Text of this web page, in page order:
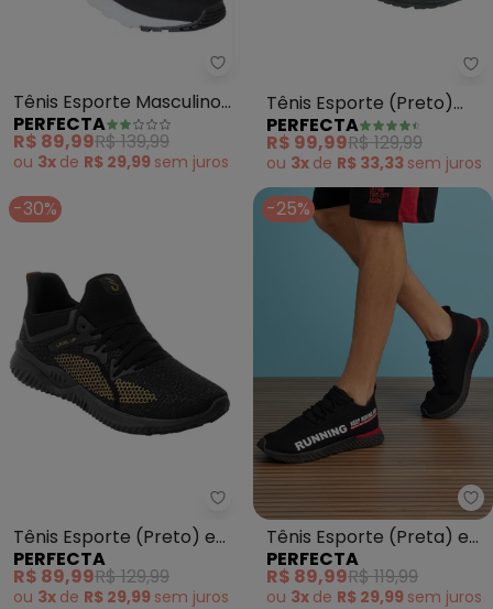
Perfecta - Tênis Esporte
Tênis Esporte Masculino
(Preto) Calce Fácil
PERFECTA
R$ 89,99R$ 139,99
ou 3x de R$ 29,99 sem juros
Tênis Esporte (Preto)
com Fechamento em
Cadarço
PERFECTA
R$ 99,99R$ 129,99
ou 3x de R$ 33,33 sem juros
-30%
Perfecta - Tênis Esporte
Tênis Esporte (Preto) em
Tecido
PERFECTA
R$ 89,99R$ 129,99
ou 3x de R$ 29,99 sem juros
-25%
Tênis Esporte (Preta) em
Tecido
PERFECTA
R$ 89,99R$ 119,99
ou 3x de R$ 29,99 sem juros